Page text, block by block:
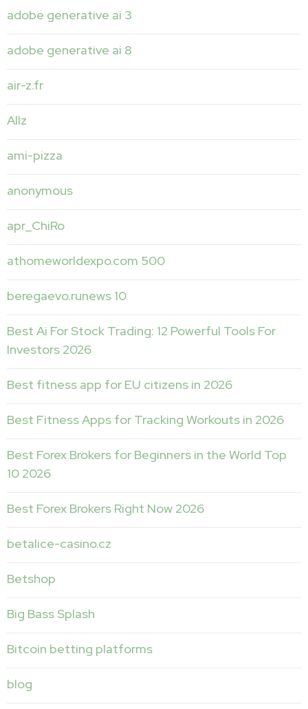
adobe generative ai 3
adobe generative ai 8
air-z.fr
Allz
ami-pizza
anonymous
apr_ChiRo
athomeworldexpo.com 500
beregaevo.runews 10
Best Ai For Stock Trading: 12 Powerful Tools For
Investors 2026
Best fitness app for EU citizens in 2026
Best Fitness Apps for Tracking Workouts in 2026
Best Forex Brokers for Beginners in the World Top
10 2026
Best Forex Brokers Right Now 2026
betalice-casino.cz
Betshop
Big Bass Splash
Bitcoin betting platforms
blog